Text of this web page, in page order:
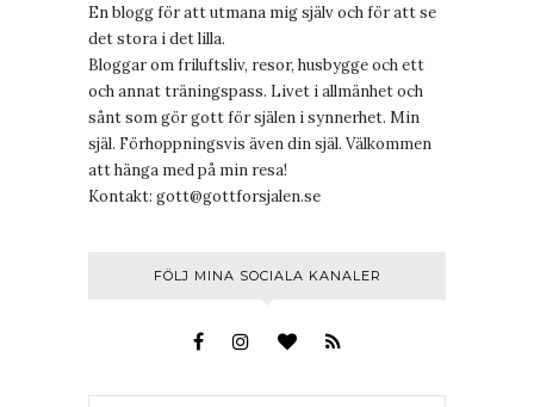
En blogg för att utmana mig själv och för att se
det stora i det lilla.
Bloggar om friluftsliv, resor, husbygge och ett
och annat träningspass. Livet i allmänhet och
sånt som gör gott för själen i synnerhet. Min
själ. Förhoppningsvis även din själ. Välkommen
att hänga med på min resa!
Kontakt: gott@gottforsjalen.se
FÖLJ MINA SOCIALA KANALER